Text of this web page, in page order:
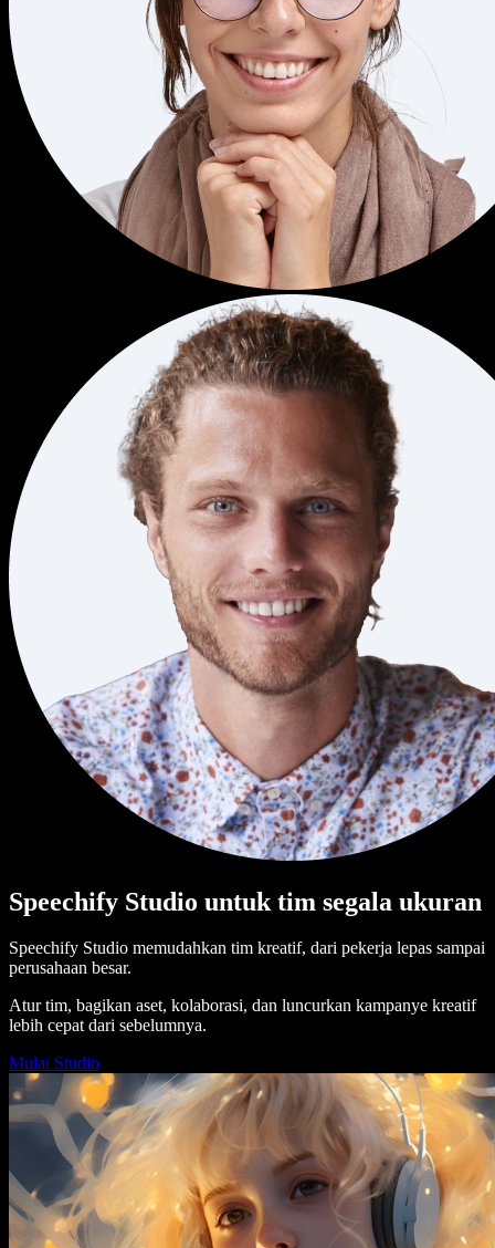
Speechify Studio untuk tim segala ukuran
Speechify Studio memudahkan tim kreatif, dari pekerja lepas sampai
perusahaan besar.
Atur tim, bagikan aset, kolaborasi, dan luncurkan kampanye kreatif
lebih cepat dari sebelumnya.
Mulai Studio